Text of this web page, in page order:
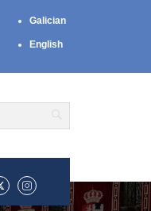
Galician
English